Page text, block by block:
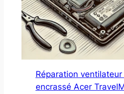
Réparation
encrassé Acer